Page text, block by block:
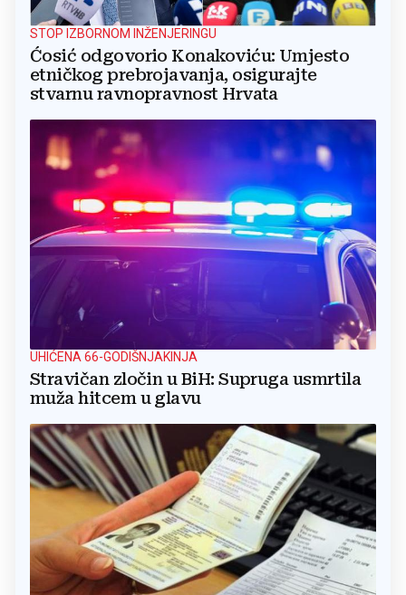
STOP IZBORNOM INŽENJERINGU
Ćosić odgovorio Konakoviću: Umjesto
etničkog prebrojavanja, osigurajte
stvarnu ravnopravnost Hrvata
UHIĆENA 66-GODIŠNJAKINJA
Stravičan zločin u BiH: Supruga usmrtila
muža hitcem u glavu